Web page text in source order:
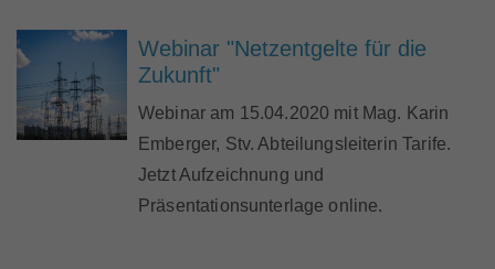
Webinar "Netzentgelte für die
Zukunft"
Webinar am 15.04.2020 mit Mag. Karin
Emberger, Stv. Abteilungsleiterin Tarife.
Jetzt Aufzeichnung und
Präsentationsunterlage online.